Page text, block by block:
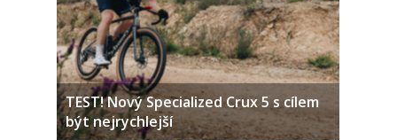
TEST! Nový Specialized Crux 5 s cílem
být nejrychlejší